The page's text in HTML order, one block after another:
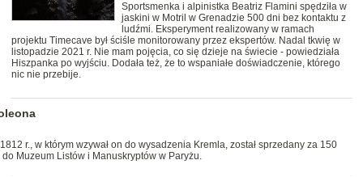
Sportsmenka i alpinistka Beatriz Flamini spędziła w
jaskini w Motril w Grenadzie 500 dni bez kontaktu z
ludźmi. Eksperyment realizowany w ramach
projektu Timecave był ściśle monitorowany przez ekspertów. Nadal tkwię w
listopadzie 2021 r. Nie mam pojęcia, co się dzieje na świecie - powiedziała
Hiszpanka po wyjściu. Dodała też, że to wspaniałe doświadczenie, którego
nic nie przebije.
r., w którym wzywał on do wysadzenia Kremla, został sprzedany za 150
Muzeum Listów i Manuskryptów w Paryżu.